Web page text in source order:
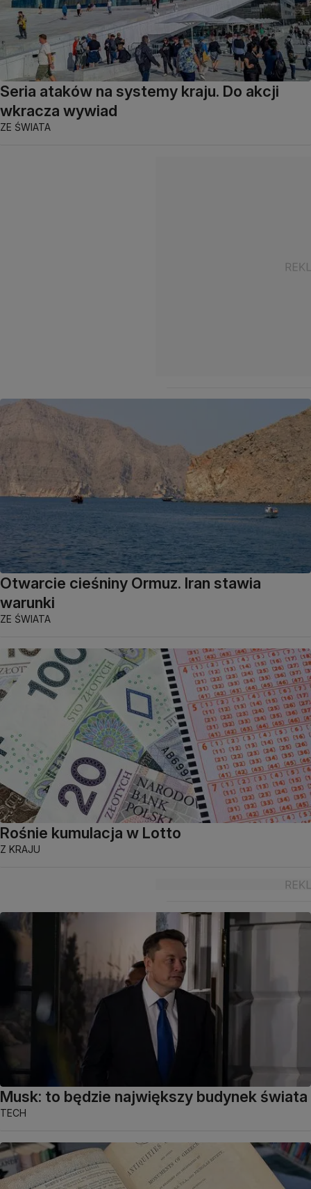
Seria ataków na systemy kraju. Do akcji
wkracza wywiad
ZE ŚWIATA
Otwarcie cieśniny Ormuz. Iran stawia
warunki
ZE ŚWIATA
Rośnie kumulacja w Lotto
Z KRAJU
Musk: to będzie największy budynek świata
TECH